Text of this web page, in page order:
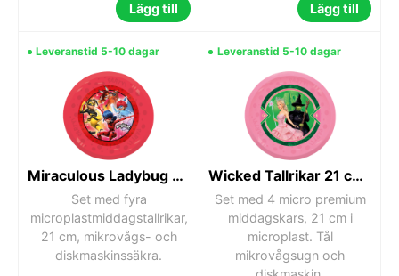
Lägg till
Lägg till
Leveranstid 5-10 dagar
Miraculous Ladybug Tallrikar 21 cm 4-pack – Mikrovågssäkra Plasttallrikar
Set med fyra
microplastmiddagstallrikar,
21 cm, mikrovågs- och
diskmaskinssäkra.
Leveranstid 5-10 dagar
Wicked Tallrikar 21 cm 4-pack – Mikrovågssäkra Plasttallrikar
Set med 4 micro premium
middagskars, 21 cm i
microplast. Tål
mikrovågsugn och